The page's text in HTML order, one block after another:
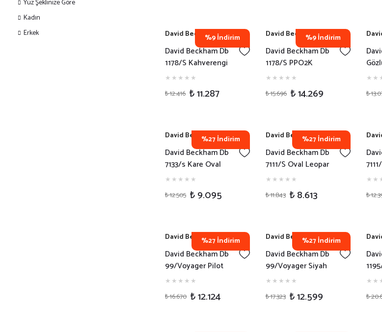
Yüz Şeklinize Göre
Kadın
Erkek
%9 İndirim
David Beckham
David Beckham Db
1178/S Kahverengi
Yuvarlak Erkek Güneş
Gözlüğü
₺ 12.416 ₺ 11.287
%9 İndirim
David Beckham
David Beckham Db
1178/S PPO2K
Yuvarlak Siyah Erkek
Güneş Gözlüğü
₺ 15.696 ₺ 14.269 ₺
%27 İndirim
David Beckham
David Beckham Db
7133/s Kare Oval
Siyah Erkek Güneş
Gözlüğü
₺ 12.505 ₺ 9.095
%27 İndirim
David Beckham
David Beckham Db
7111/S Oval Leopar
Erkek Güneş Gözlüğü
₺ 11.843 ₺ 8.613 ₺
%27 İndirim
David Beckham
David Beckham Db
99/Voyager Pilot
Leopar Erkek Güneş
Gözlüğü
₺ 16.670 ₺ 12.124
%27 İndirim
David Beckham
David Beckham Db
99/Voyager Siyah
Pilot Erkek Güneş
Gözlüğü
₺ 17.323 ₺ 12.599 ₺